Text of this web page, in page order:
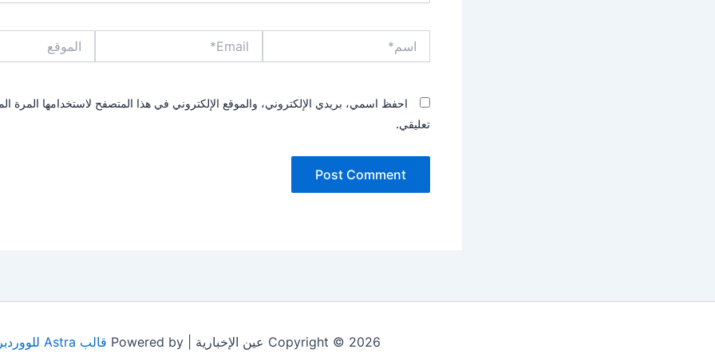
احفظ اسمي، بريدي الإلكتروني، والموقع الإلكتروني في هذا المتصفح لاستخدامها المرة
تعليقي.
Copyright © 2026 عين الإخبارية | Powered by قالب Astra للووردبريس